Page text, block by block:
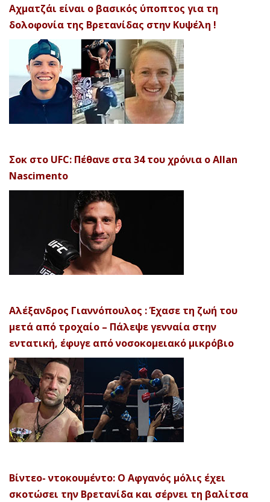
Αχματζάι είναι ο βασικός ύποπτος για τη
δολοφονία της Βρετανίδας στην Κυψέλη !
Σοκ στο UFC: Πέθανε στα 34 του χρόνια ο Allan
Nascimento
Αλέξανδρος Γιαννόπουλος : Έχασε τη ζωή του
μετά από τροχαίο – Πάλεψε γενναία στην
εντατική, έφυγε από νοσοκομειακό μικρόβιο
Βίντεο- ντοκουμέντο: Ο Αφγανός μόλις έχει
σκοτώσει την Βρετανίδα και σέρνει τη βαλίτσα